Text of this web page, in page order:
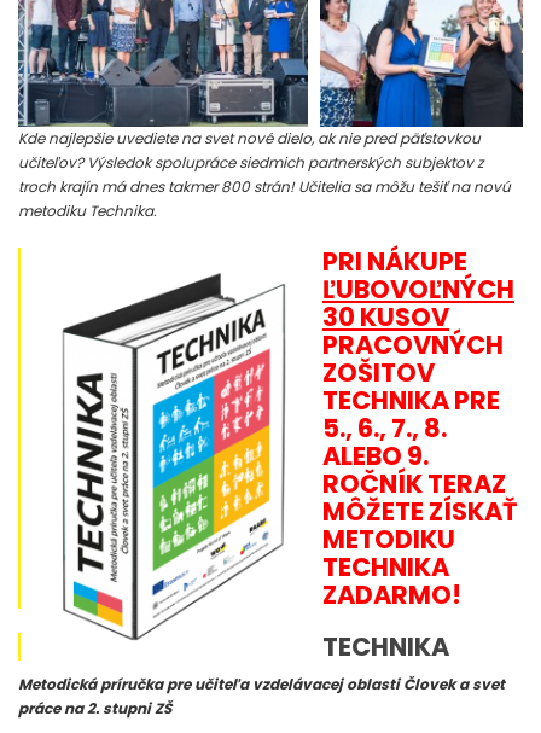
Kde najlepšie uvediete na svet nové dielo, ak nie pred päťstovkou
učiteľov? Výsledok spolupráce siedmich partnerských subjektov z
troch krajín má dnes takmer 800 strán! Učitelia sa môžu tešiť na novú
metodiku Technika.
PRI NÁKUPE
ĽUBOVOĽNÝCH
30 KUSOV
PRACOVNÝCH
ZOŠITOV
TECHNIKA PRE
5., 6., 7., 8.
ALEBO 9.
ROČNÍK TERAZ
MÔŽETE ZÍSKAŤ
METODIKU
TECHNIKA
ZADARMO!
TECHNIKA
Metodická príručka pre učiteľa vzdelávacej oblasti Človek a svet
práce na 2. stupni ZŠ